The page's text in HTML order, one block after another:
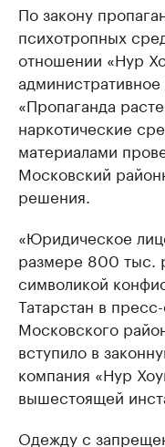
По закону
психотропных
отношении «Нур
«Пропаганда
наркотические
материалами
Московский
решения.
«Юридическое
размере 800 тыс.
символикой
Татарстан в
Московского
вступило в
компания «Нур
вышестоящей
Одежду с